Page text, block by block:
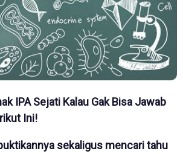
IPA Sejati Kalau Gak Bisa Jawab
Ini!
sekaligus mencari tahu